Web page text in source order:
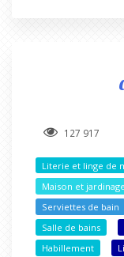
127 917
Literie et linge de
Maison et jardinage
Serviettes de bain
Salle de bains
Habillement